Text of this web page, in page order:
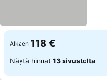
Alkaen 118 €
Näytä hinnat 13 sivustolta